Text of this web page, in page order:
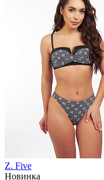
Z. Five
Новинка